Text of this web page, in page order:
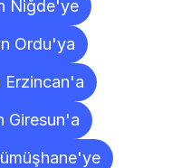
Niğde'ye
Ordu'ya
Erzincan'a
Giresun'a